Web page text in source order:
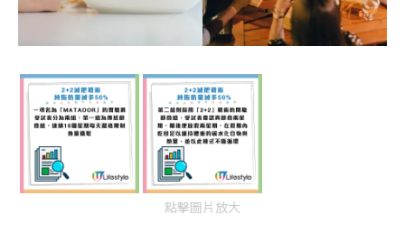
點擊圖片放大